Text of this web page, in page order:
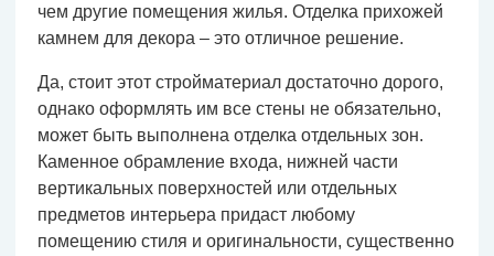
чем другие помещения жилья. Отделка прихожей
камнем для декора – это отличное решение.
Да, стоит этот стройматериал достаточно дорого,
однако оформлять им все стены не обязательно,
может быть выполнена отделка отдельных зон.
Каменное обрамление входа, нижней части
вертикальных поверхностей или отдельных
предметов интерьера придаст любому
помещению стиля и оригинальности, существенно